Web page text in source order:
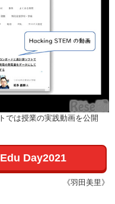
では授業の実践動画を公開
Day2021
《羽田美里》